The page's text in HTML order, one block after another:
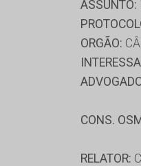
ASSUNTO:
ORGÃO:
CONS.
RELATOR: